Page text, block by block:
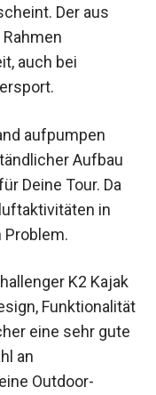
Der aus
auch bei
aufpumpen
Aufbau
Deine Tour. Da
in
K2 Kajak
Funktionalität
eine sehr gute
an
Outdoor-